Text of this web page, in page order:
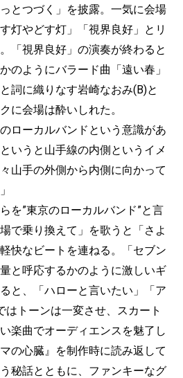
とつづく」を披露。一気に会場
灯やどす灯」「視界良好」とリ
「視界良好」の演奏が終わると
のようにバラード曲「遠い春」
詞に織りなす岩崎なおみ(B)と
に会場は酔いしれた。
ローカルバンドという意識があ
いうと山手線の内側というイメ
山手の外側から内側に向かって
を”東京のローカルバンド”と言
で乗り換えて」を歌うと「さよ
快なビートを連ねる。「セブン
と呼応するかのように激しいギ
と、「ハローと言いたい」「ア
はトーンは一変させ、スカート
楽曲でオーディエンスを魅了し
の心臓』を制作時に読み返して
秘話とともに、ファンキーなグ